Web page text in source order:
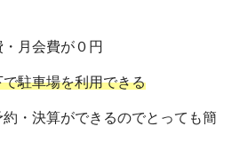
月会費が０円
駐車場を利用できる
・決算ができるのでとっても簡